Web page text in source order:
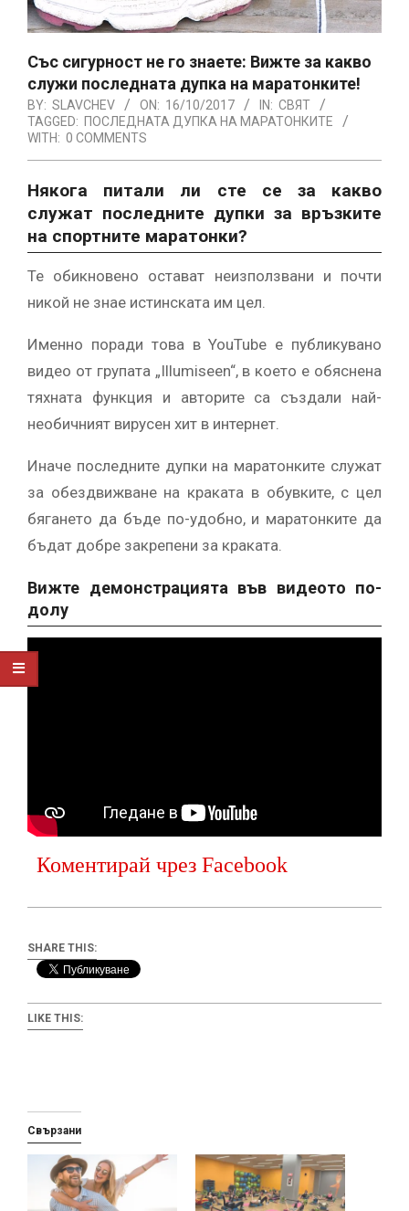
Със сигурност не го знаете: Вижте за какво
служи последната дупка на маратонките!
BY: SLAVCHEV ON: 16/10/2017 IN: СВЯТ
TAGGED: ПОСЛЕДНАТА ДУПКА НА МАРАТОНКИТЕ
WITH: 0 COMMENTS
Някога питали ли сте се за какво
служат последните дупки за връзките
на спортните маратонки?
Те обикновено остават неизползвани и почти
никой не знае истинската им цел.
Именно поради това в YouTube е публикувано
видео от групата „Illumiseen“, в което е обяснена
тяхната функция и авторите са създали най-
необичният вирусен хит в интернет.
Иначе последните дупки на маратонките служат
за обездвижване на краката в обувките, с цел
бягането да бъде по-удобно, и маратонките да
бъдат добре закрепени за краката.
Вижте демонстрацията във видеото по-
долу
Коментирай чрез Facebook
SHARE THIS:
LIKE THIS:
Свързани